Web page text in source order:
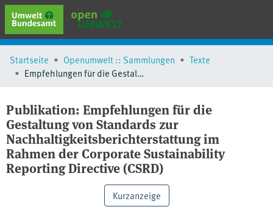
erweiterte Suche
Browse
Schlagwörter
Startseite Openumwelt :: Sammlungen
Texte
Empfehlungen für die Gestaltung von Standards zur Nachhaltigkeitsberichterstattung im Rahmen der Corporate Sustainability Reporting Directive (CSRD)
Publikation: Empfehlungen für die
Gestaltung von Standards zur
Nachhaltigkeitsberichterstattung im
Rahmen der Corporate Sustainability
Reporting Directive (CSRD)
Kurzanzeige